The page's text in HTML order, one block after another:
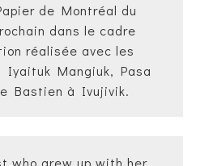
de Montréal du
dans le cadre
réalisée avec les
Iyaituk Mangiuk, Pasa
Bastien à Ivujivik.